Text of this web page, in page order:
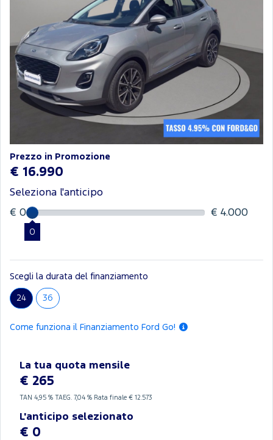
Prezzo in Promozione
€ 16.990
Seleziona l'anticipo
€ 0
0
€ 4.000
Scegli la durata del finanziamento
24 36
Come funziona il Finanziamento Ford Go!
La tua quota mensile
€ 265
TAN 4,95 % TAEG. 7,04 % Rata finale € 12.573
L'anticipo selezionato
€ 0